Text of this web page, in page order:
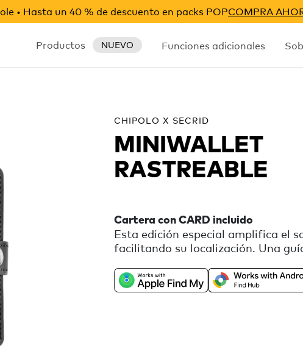
• Hasta un 40 % de descuento en packs POPCOMPRA
Productos NUEVO Funciones adicionales
CHIPOLO X SECRID
MINIWALLET
RASTREABLE
Cartera con CARD incluido
Esta edición especial amplifica el
facilitando su localización. Una
directamente desde la cartera.
Apple o Encontrar de Google en